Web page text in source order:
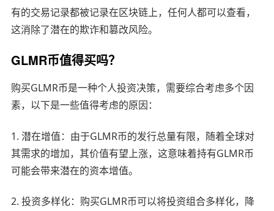
有的交易记录都被记录在区块链上，任何人都可以查看，
这消除了潜在的欺诈和篡改风险。
GLMR币值得买吗？
购买GLMR币是一种个人投资决策，需要综合考虑多个因
素，以下是一些值得考虑的原因：
1. 潜在增值：由于GLMR币的发行总量有限，随着全球对
其需求的增加，其价值有望上涨，这意味着持有GLMR币
可能会带来潜在的资本增值。
2. 投资多样化：购买GLMR币可以将投资组合多样化，降